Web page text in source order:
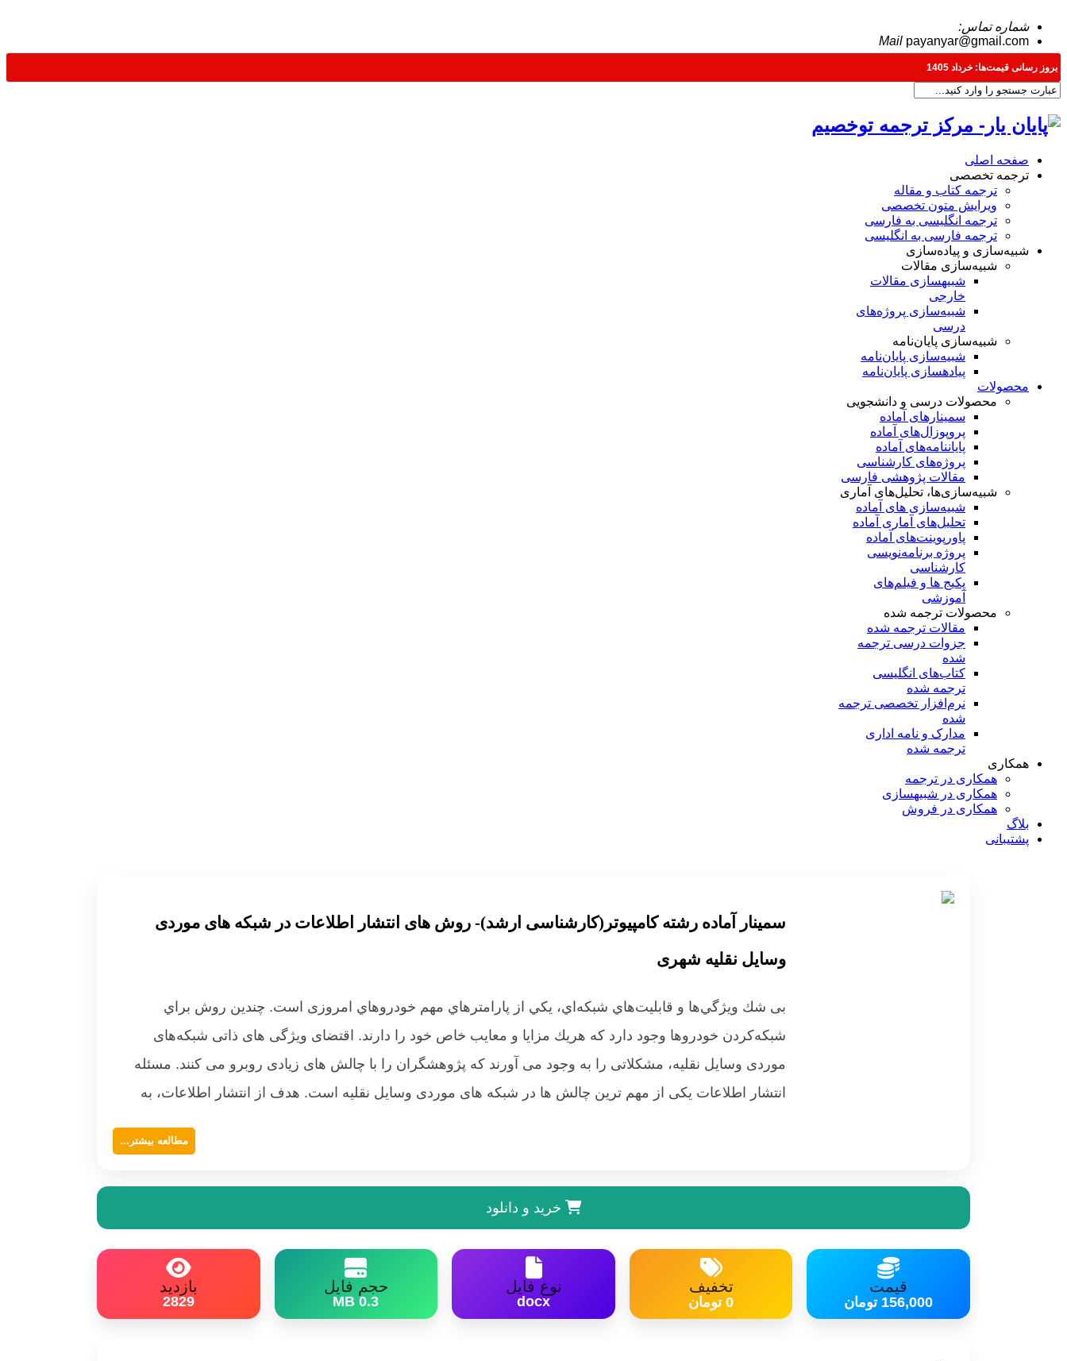
شماره تماس:
Mail payanyar@gmail.com
بروز رسانی قیمت‌ها: خرداد 1405
صفحه اصلی
ترجمه تخصصی
ترجمه کتاب و مقاله
ویرایش متون تخصصی
ترجمه انگلیسی به فارسی
ترجمه فارسی به انگلیسی
شبیه‌سازی و پیاده‌سازی
شبیه‌سازی مقالات
شبیه‎سازی مقالات
خارجی
شبیه‌سازی پروژه‌های
درسی
شبیه‌سازی پایان‌نامه
شبیه‌سازی پایان‌نامه
پیاده‎سازی پایان‌نامه
محصولات
محصولات درسی و دانشجویی
سمینارهای آماده
پروپوزال‌های آماده
پایان‎نامه‌های آماده
پروژه‌های کارشناسی
مقالات پژوهشی فارسی
شبیه‌سازی‌ها، تحلیل‌های آماری
شبیه‌سازی های آماده
تحلیل‌های آماری آماده
پاورپوینت‌های آماده
پروژه‌ برنامه‌نویسی
کارشناسی
پکیج ها و فیلم‌های
آموزشی
محصولات ترجمه شده
مقالات ترجمه شده
جزوات درسی ترجمه
شده
کتاب‌های انگلیسی
ترجمه شده
نرم‌افزار تخصصی ترجمه
شده
مدارک و نامه‌ اداری
ترجمه شده
همکاری
همکاری در ترجمه
همکاری در شبیه‎سازی
همکاری در فروش
بلاگ
پشتیبانی
سمینار آماده رشته کامپیوتر(کارشناسی ارشد)- روش های انتشار اطلاعات در شبکه های موردی
وسایل نقلیه شهری
بی شك ويژگي‌ها و قابليت‌هاي شبكه‌اي، يكي از پارامترهاي مهم خودروهاي امروزی است. چندين روش براي
شبكه‌كردن خودروها وجود دارد كه هريك مزايا و معايب خاص خود را دارند. اقتضای ویژگی های ذاتی شبکه‌های
موردی وسایل نقلیه، مشکلاتی را به وجود می آورند که پژوهشگران را با چالش های زیادی روبرو می کنند. مسئله
انتشار اطلاعات یکی از مهم ترین چالش ها در شبکه های موردی وسایل نقلیه است. هدف از انتشار اطلاعات، به
مطالعه بیشتر...
خرید و دانلود
قیمت
156,000 تومان
تخفیف
0 تومان
نوع فایل
docx
حجم فایل
0.3 MB
بازدید
2829